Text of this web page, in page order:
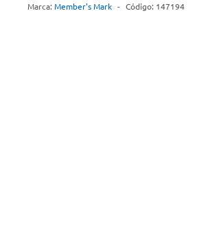
Marca: Member's Mark - Código: 147194